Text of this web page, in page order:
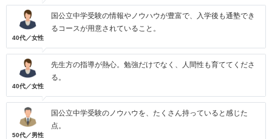
40代／女性
国公立中学受験の情報やノウハウが豊富で、入学後も通塾でき
るコースが用意されていること。
40代／女性
先生方の指導が熱心。勉強だけでなく、人間性も育ててくださ
る。
50代／男性
国公立中学受験のノウハウを、たくさん持っていると感じた
点。